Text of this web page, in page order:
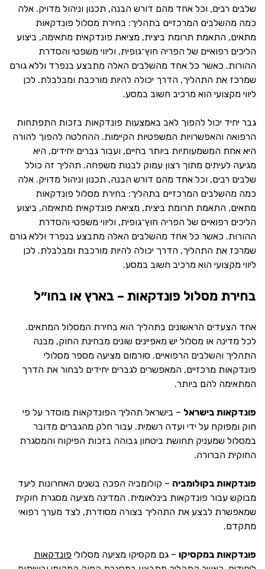
שלבים רבים, וכל אחד מהם דורש הבנה, תכנון וניהול מדויק. אלה
כמה מהשלבים המרכזיים בתהליך: בחירת מסלול פונדקאות
מתאים, התאמת תרומת ביצית, מציאת פונדקאית מתאימה, ביצוע
הליכים רפואיים של הפריה חוץ־גופית, וליווי משפטי והסדרת
ההורות. כאשר כל אחד מהשלבים האלה מתבצע בנפרד וללא גורם
שמרכז את התהליך, הדרך יכולה להיות מורכבת ומבלבלת. לכן
ליווי מקצועי הוא מרכיב חשוב במסע.
גבר יחיד יכול להפוך לאב באמצעות פונדקאות בזכות התפתחות
הרפואה והאפשרויות המשפטיות הקיימות. ההחלטה להפוך להורה
היא אחת המשמעותיות ביותר בחיים, ועבור גברים יחידים, היא
מגיעה לעיתים מתוך רצון עמוק לבנות משפחה. תהליך זה כולל
שלבים רבים, וכל אחד מהם דורש הבנה, תכנון וניהול מדויק. אלה
כמה מהשלבים המרכזיים בתהליך: בחירת מסלול פונדקאות
מתאים, התאמת תרומת ביצית, מציאת פונדקאית מתאימה, ביצוע
הליכים רפואיים של הפריה חוץ־גופית, וליווי משפטי והסדרת
ההורות. כאשר כל אחד מהשלבים האלה מתבצע בנפרד וללא גורם
שמרכז את התהליך, הדרך יכולה להיות מורכבת ומבלבלת. לכן
ליווי מקצועי הוא מרכיב חשוב במסע.
בחירת מסלול פונדקאות – בארץ או בחו״ל
אחד הצעדים הראשונים בתהליך הוא בחירת המסלול המתאים.
לכל מדינה או מסלול יש מאפיינים שונים מבחינת החוק, מבנה
התהליך והשלבים הרפואיים. סורמום מציעה מספר מסלולי
פונדקאות מרכזיים, המאפשרים לגברים יחידים לבחור את הדרך
המתאימה להם ביותר.
פונדקאות בישראל – בישראל תהליך הפונדקאות מוסדר על פי
חוק ומפוקח על ידי ועדה רשמית. עבור חלק מהגברים מדובר
במסלול שמעניק תחושת ביטחון גבוהה בזכות הפיקוח והמסגרת
החוקית הברורה.
פונדקאות בקולומביה – קולומביה הפכה בשנים האחרונות ליעד
מבוקש עבור פונדקאות בינלאומית. המדינה מציעה מסגרת חוקית
שמאפשרת לבצע את התהליך בצורה מסודרת, לצד מערך רפואי
מתקדם.
פונדקאות במקסיקו – גם מקסיקו מציעה מסלולי פונדקאות